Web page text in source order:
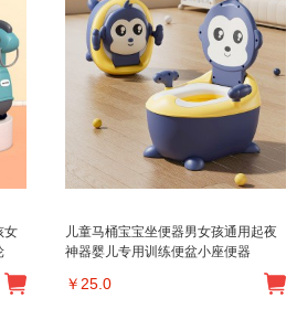
女
儿童马桶宝宝坐便器男女孩通用起夜
神器婴儿专用训练便盆小座便器
￥ 25.0